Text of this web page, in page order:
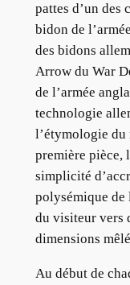
pattes d’un des
bidon de
des bidons
Arrow du War
de l’armée
technologie
l’étymologie du
première pièce,
simplicité
polysémique
du visiteur vers
dimensions
Au début de